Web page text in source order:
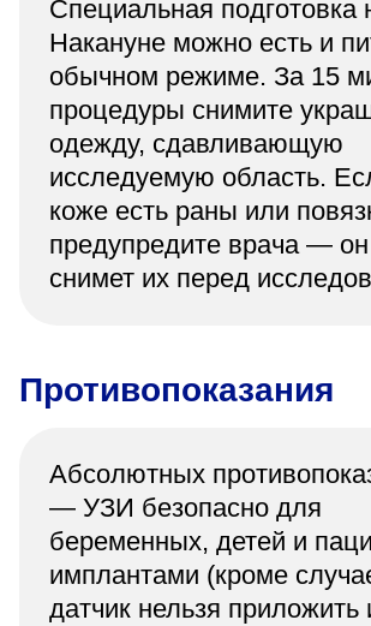
Специальная подготовка
Накануне можно есть и
обычном режиме. За 15
процедуры снимите
одежду, сдавливающую
исследуемую область.
коже есть раны или
предупредите врача —
снимет их перед
Противопоказания
Абсолютных
— УЗИ безопасно для
беременных, детей и
имплантами (кроме
датчик нельзя приложить